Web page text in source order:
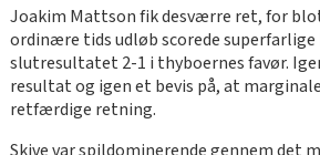
Joakim Mattson fik desværre ret, for
ordinære tids udløb scorede
slutresultatet 2-1 i thyboernes favør.
resultat og igen et bevis på, at
retfærdige retning.